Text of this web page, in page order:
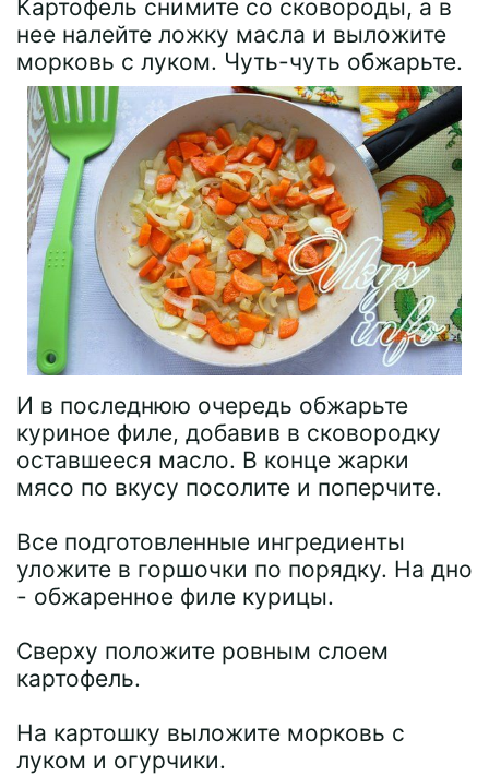
Картофель снимите со сковороды, а в
нее налейте ложку масла и выложите
морковь с луком. Чуть-чуть обжарьте.
И в последнюю очередь обжарьте
куриное филе, добавив в сковородку
оставшееся масло. В конце жарки
мясо по вкусу посолите и поперчите.
Все подготовленные ингредиенты
уложите в горшочки по порядку. На дно
- обжаренное филе курицы.
Сверху положите ровным слоем
картофель.
На картошку выложите морковь с
луком и огурчики.